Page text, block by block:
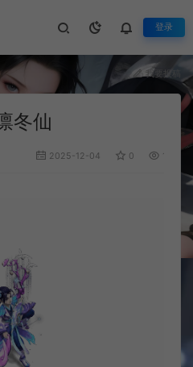
登录
我要投稿
冬仙
2025-12-04 0 1,035